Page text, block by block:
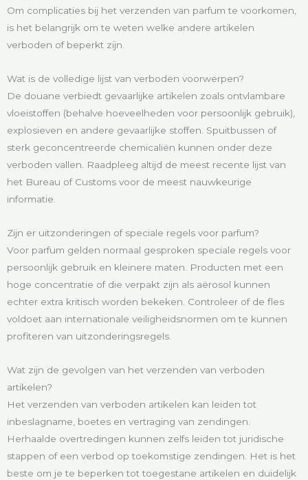
Om complicaties bij het verzenden van parfum te voorkomen,
is het belangrijk om te weten welke andere artikelen
verboden of beperkt zijn.
Wat is de volledige lijst van verboden voorwerpen?
De douane verbiedt gevaarlijke artikelen zoals ontvlambare
vloeistoffen (behalve hoeveelheden voor persoonlijk gebruik),
explosieven en andere gevaarlijke stoffen. Spuitbussen of
sterk geconcentreerde chemicaliën kunnen onder deze
verboden vallen. Raadpleeg altijd de meest recente lijst van
het Bureau of Customs voor de meest nauwkeurige
informatie.
Zijn er uitzonderingen of speciale regels voor parfum?
Voor parfum gelden normaal gesproken speciale regels voor
persoonlijk gebruik en kleinere maten. Producten met een
hoge concentratie of die verpakt zijn als aërosol kunnen
echter extra kritisch worden bekeken. Controleer of de fles
voldoet aan internationale veiligheidsnormen om te kunnen
profiteren van uitzonderingsregels.
Wat zijn de gevolgen van het verzenden van verboden
artikelen?
Het verzenden van verboden artikelen kan leiden tot
inbeslagname, boetes en vertraging van zendingen.
Herhaalde overtredingen kunnen zelfs leiden tot juridische
stappen of een verbod op toekomstige zendingen. Het is het
beste om je te beperken tot toegestane artikelen en duidelijk